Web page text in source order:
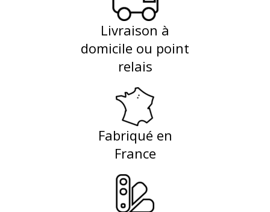
Livraison à
domicile ou point
relais
Fabriqué en
France